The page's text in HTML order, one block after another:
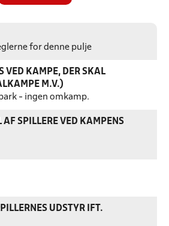
for denne pulje
VED KAMPE, DER SKAL
M.V.)
- ingen omkamp.
SPILLERE VED KAMPENS
UDSTYR IFT.